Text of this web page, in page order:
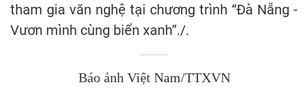
tham gia văn nghệ tại chương trình “Đà Nẵng -
Vươn mình cùng biển xanh”./.
Báo ảnh Việt Nam/TTXVN